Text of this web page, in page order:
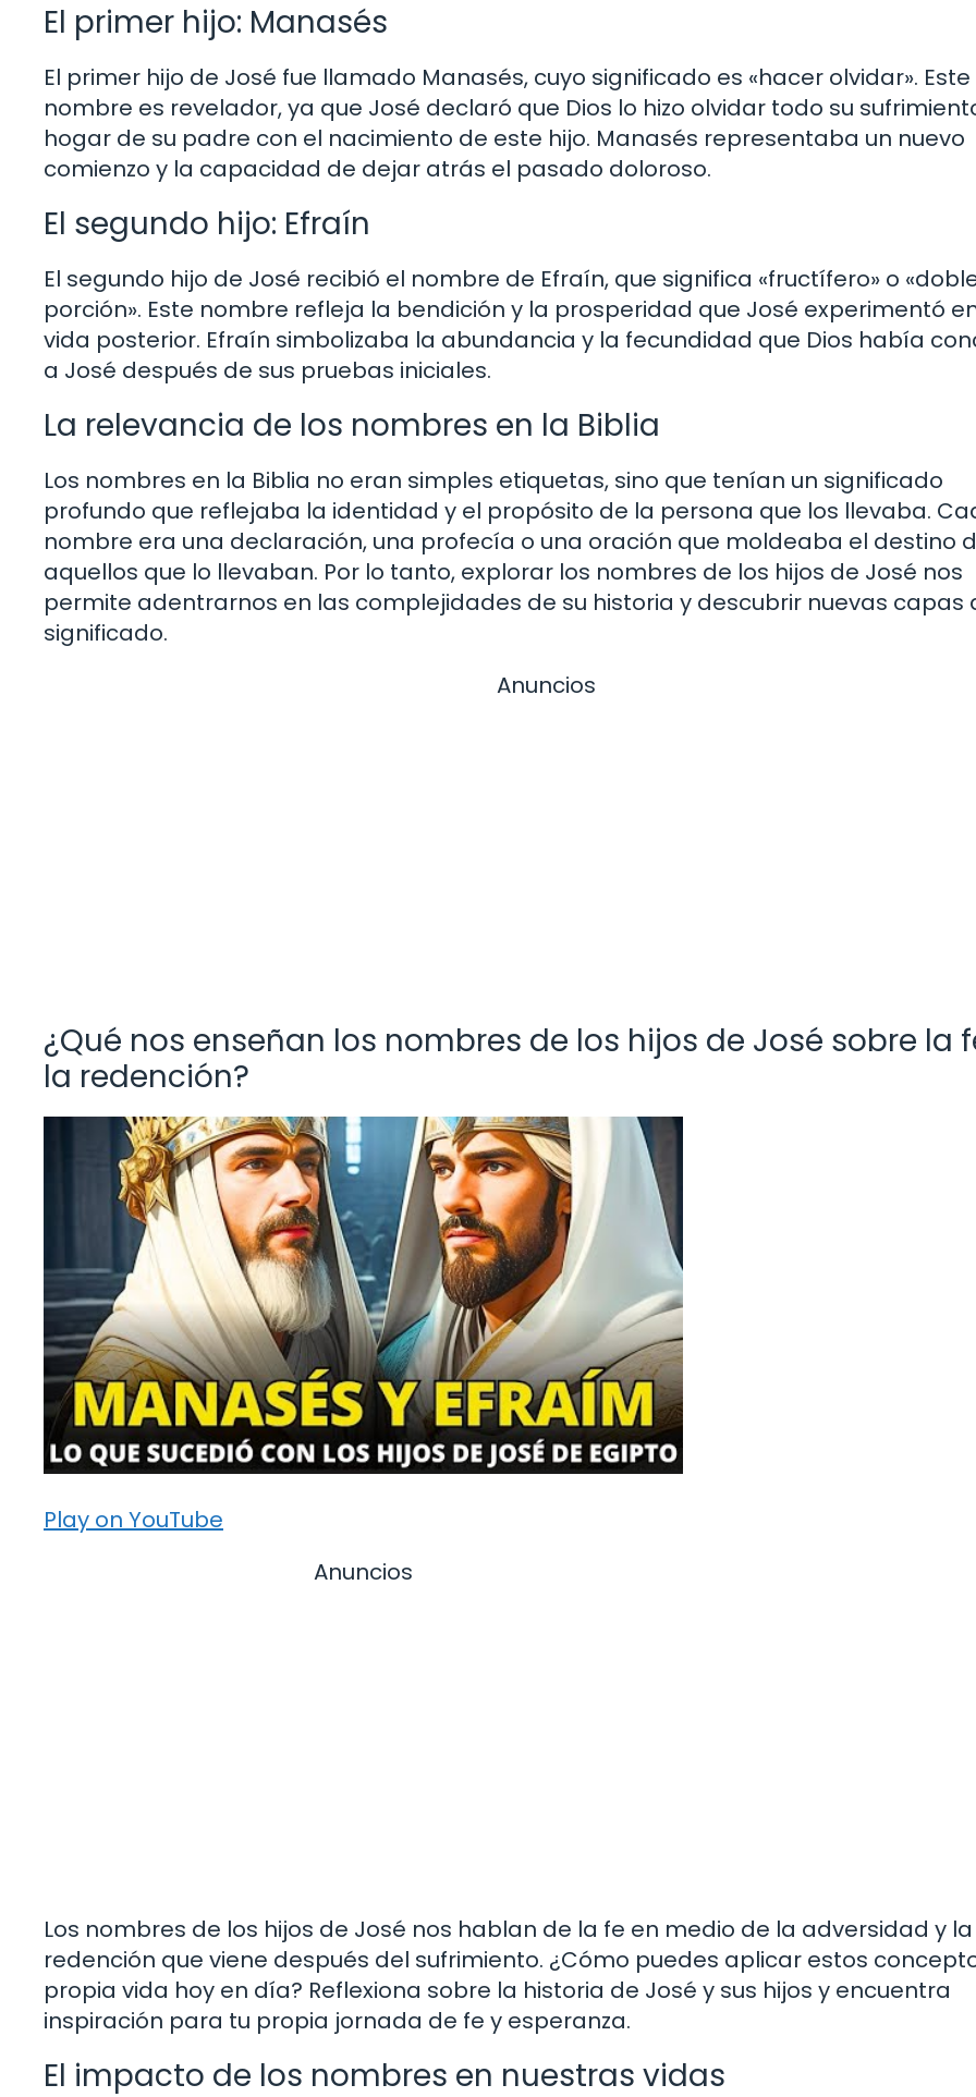
El primer hijo: Manasés
El primer hijo de José fue llamado Manasés, cuyo significado es «hacer olvidar». Este
nombre es revelador, ya que José declaró que Dios lo hizo olvidar todo su
hogar de su padre con el nacimiento de este hijo. Manasés representaba un nuevo
comienzo y la capacidad de dejar atrás el pasado doloroso.
El segundo hijo: Efraín
El segundo hijo de José recibió el nombre de Efraín, que significa «fructífero» o
porción». Este nombre refleja la bendición y la prosperidad que José experimentó
vida posterior. Efraín simbolizaba la abundancia y la fecundidad que Dios había
a José después de sus pruebas iniciales.
La relevancia de los nombres en la Biblia
Los nombres en la Biblia no eran simples etiquetas, sino que tenían un significado
profundo que reflejaba la identidad y el propósito de la persona que los llevaba.
nombre era una declaración, una profecía o una oración que moldeaba el destino
aquellos que lo llevaban. Por lo tanto, explorar los nombres de los hijos de José nos
permite adentrarnos en las complejidades de su historia y descubrir nuevas capas
significado.
Anuncios
¿Qué nos enseñan los nombres de los hijos de José sobre la
la redención?
Play on YouTube
Anuncios
Los nombres de los hijos de José nos hablan de la fe en medio de la adversidad y la
redención que viene después del sufrimiento. ¿Cómo puedes aplicar estos
propia vida hoy en día? Reflexiona sobre la historia de José y sus hijos y encuentra
inspiración para tu propia jornada de fe y esperanza.
El impacto de los nombres en nuestras vidas